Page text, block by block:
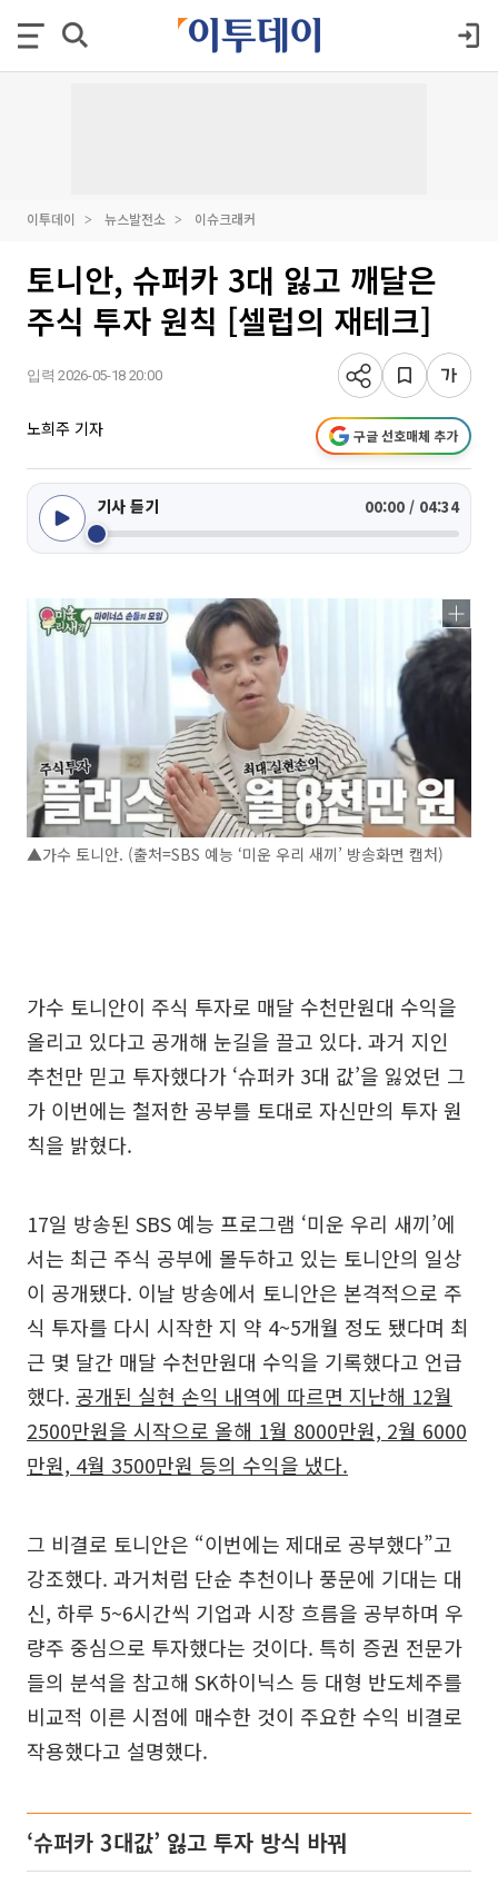
이투데이 뉴스발전소 이슈크래커
토니안, 슈퍼카 3대 잃고 깨달은
주식 투자 원칙 [셀럽의 재테크]
입력 2026-05-18 20:00
노희주 기자 구글 선호매체 추가
기사 듣기 00:00 / 04:34
▲가수 토니안. (출처=SBS 예능 ‘미운 우리 새끼’ 방송화면 캡처)
가수 토니안이 주식 투자로 매달 수천만원대 수익을
올리고 있다고 공개해 눈길을 끌고 있다. 과거 지인
추천만 믿고 투자했다가 ‘슈퍼카 3대 값’을 잃었던 그
가 이번에는 철저한 공부를 토대로 자신만의 투자 원
칙을 밝혔다.
17일 방송된 SBS 예능 프로그램 ‘미운 우리 새끼’에
서는 최근 주식 공부에 몰두하고 있는 토니안의 일상
이 공개됐다. 이날 방송에서 토니안은 본격적으로 주
식 투자를 다시 시작한 지 약 4~5개월 정도 됐다며 최
근 몇 달간 매달 수천만원대 수익을 기록했다고 언급
했다. 공개된 실현 손익 내역에 따르면 지난해 12월
2500만원을 시작으로 올해 1월 8000만원, 2월 6000
만원, 4월 3500만원 등의 수익을 냈다.
그 비결로 토니안은 “이번에는 제대로 공부했다”고
강조했다. 과거처럼 단순 추천이나 풍문에 기대는 대
신, 하루 5~6시간씩 기업과 시장 흐름을 공부하며 우
량주 중심으로 투자했다는 것이다. 특히 증권 전문가
들의 분석을 참고해 SK하이닉스 등 대형 반도체주를
비교적 이른 시점에 매수한 것이 주요한 수익 비결로
작용했다고 설명했다.
‘슈퍼카 3대값’ 잃고 투자 방식 바꿔